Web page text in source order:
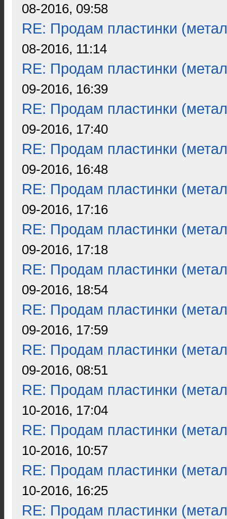
08-2016, 09:58
RE: Продам пластинки
08-2016, 11:14
RE: Продам пластинки
09-2016, 16:39
RE: Продам пластинки
09-2016, 17:40
RE: Продам пластинки
09-2016, 16:48
RE: Продам пластинки
09-2016, 17:16
RE: Продам пластинки
09-2016, 17:18
RE: Продам пластинки
09-2016, 18:54
RE: Продам пластинки
09-2016, 17:59
RE: Продам пластинки
09-2016, 08:51
RE: Продам пластинки
10-2016, 17:04
RE: Продам пластинки
10-2016, 10:57
RE: Продам пластинки
10-2016, 16:25
RE: Продам пластинки